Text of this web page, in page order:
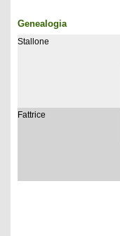
Genealogia
Stallone
Fattrice